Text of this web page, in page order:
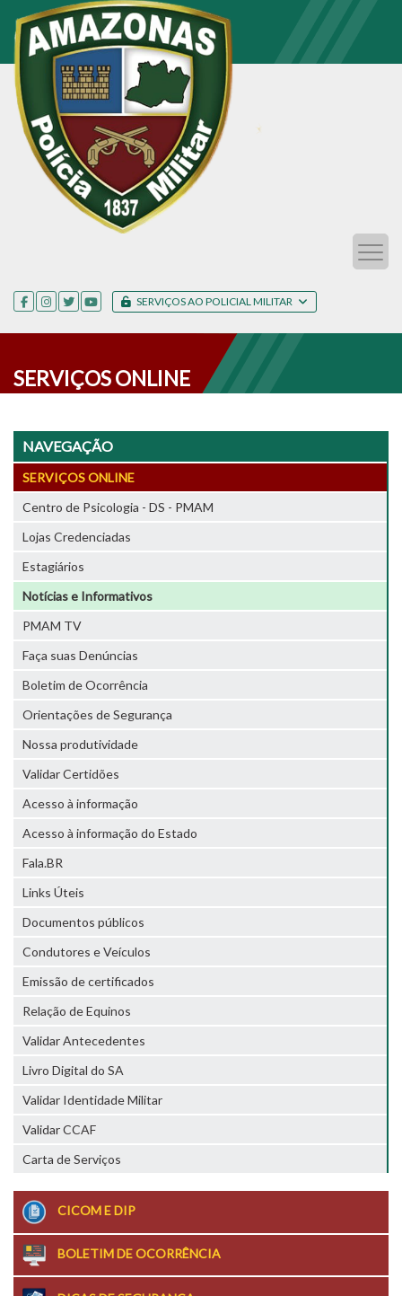
SERVIÇOS AO POLICIAL MILITAR
SERVIÇOS ONLINE
NAVEGAÇÃO
SERVIÇOS ONLINE
Centro de Psicologia - DS - PMAM
Lojas Credenciadas
Estagiários
Notícias e Informativos
PMAM TV
Faça suas Denúncias
Boletim de Ocorrência
Orientações de Segurança
Nossa produtividade
Validar Certidões
Acesso à informação
Acesso à informação do Estado
Fala.BR
Links Úteis
Documentos públicos
Condutores e Veículos
Emissão de certificados
Relação de Equinos
Validar Antecedentes
Livro Digital do SA
Validar Identidade Militar
Validar CCAF
Carta de Serviços
CICOM E DIP
BOLETIM DE OCORRÊNCIA